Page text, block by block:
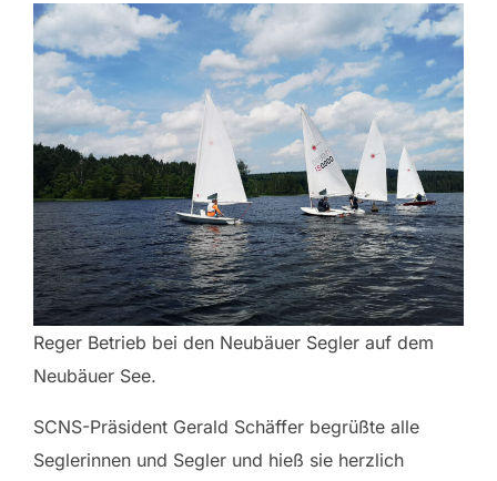
Reger Betrieb bei den Neubäuer Segler auf dem
Neubäuer See.
SCNS-Präsident Gerald Schäffer begrüßte alle
Seglerinnen und Segler und hieß sie herzlich